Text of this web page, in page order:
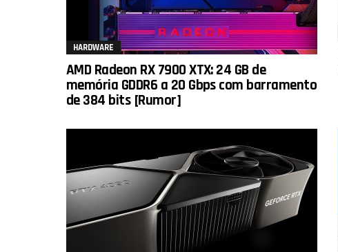
HARDWARE
AMD Radeon RX 7900 XTX: 24 GB de
memória GDDR6 a 20 Gbps com barramento
de 384 bits [Rumor]